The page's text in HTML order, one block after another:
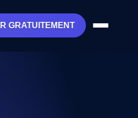
GRATUITEMENT